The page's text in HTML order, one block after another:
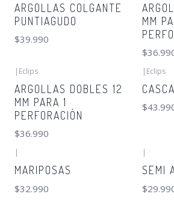
ARGOLLAS COLGANTE
PUNTIAGUDO
$39.990
MM
| Eclips
ARGOLLAS DOBLES 12
MM PARA 1
PERFORACIÓN
$36.990
| Eclips
|
MARIPOSAS
$32.990
|
SEMI